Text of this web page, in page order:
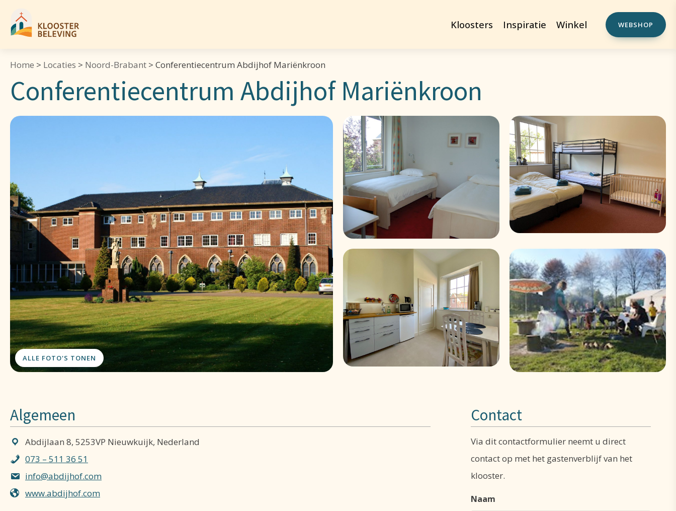
Kloosters Inspiratie Winkel WEBSHOP
Home > Locaties > Noord-Brabant > Conferentiecentrum Abdijhof Mariënkroon
Conferentiecentrum Abdijhof Mariënkroon
ALLE FOTO'S TONEN
Algemeen
Abdijlaan 8, 5253VP Nieuwkuijk, Nederland
073 – 511 36 51
info@abdijhof.com
www.abdijhof.com
Contact
Via dit contactformulier neemt u direct
contact op met het gastenverblijf van het
klooster.
Naam